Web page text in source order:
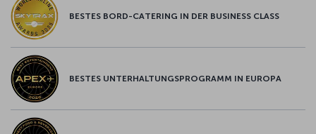
BESTES BORD-CATERING IN DER BUSINESS CLASS
BESTES UNTERHALTUNGSPROGRAMM IN EUROPA